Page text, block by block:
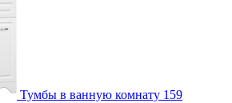
Тумбы в ванную комнату 159